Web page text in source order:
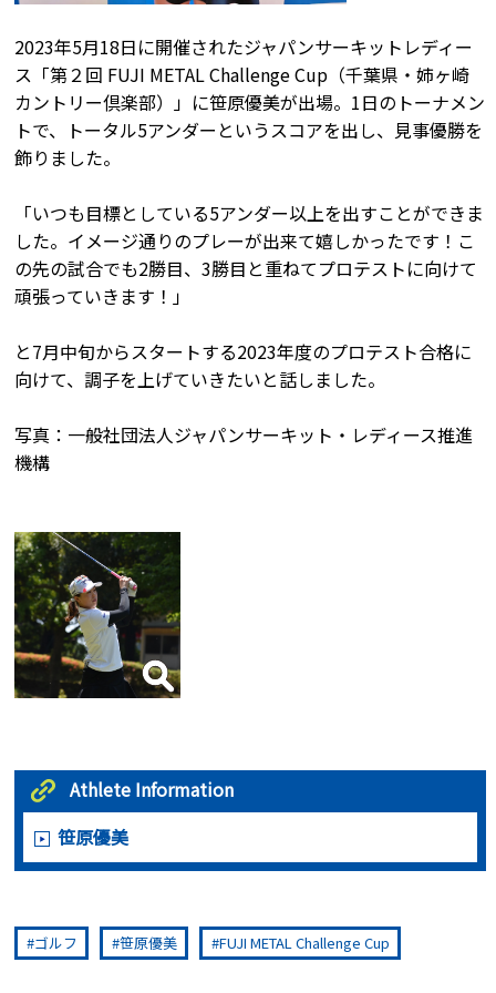
2023年5月18日に開催されたジャパンサーキットレディー
ス「第２回 FUJI METAL Challenge Cup（千葉県・姉ヶ崎
カントリー倶楽部）」に笹原優美が出場。1日のトーナメン
トで、トータル5アンダーというスコアを出し、見事優勝を
飾りました。
「いつも目標としている5アンダー以上を出すことができま
した。イメージ通りのプレーが出来て嬉しかったです！こ
の先の試合でも2勝目、3勝目と重ねてプロテストに向けて
頑張っていきます！」
と7月中旬からスタートする2023年度のプロテスト合格に
向けて、調子を上げていきたいと話しました。
写真：一般社団法人ジャパンサーキット・レディース推進
機構
Athlete Information
笹原優美
ゴルフ 笹原優美 FUJI METAL Challenge Cup